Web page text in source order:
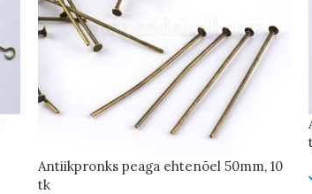
Antiikpronks peaga ehtenõel 50mm, 10
tk